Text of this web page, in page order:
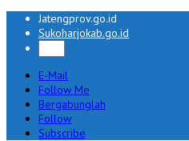
Jatengprov.go.id
Sukoharjokab.go.id
E-Mail
Follow Me
Bergabunglah
Follow
Subscribe